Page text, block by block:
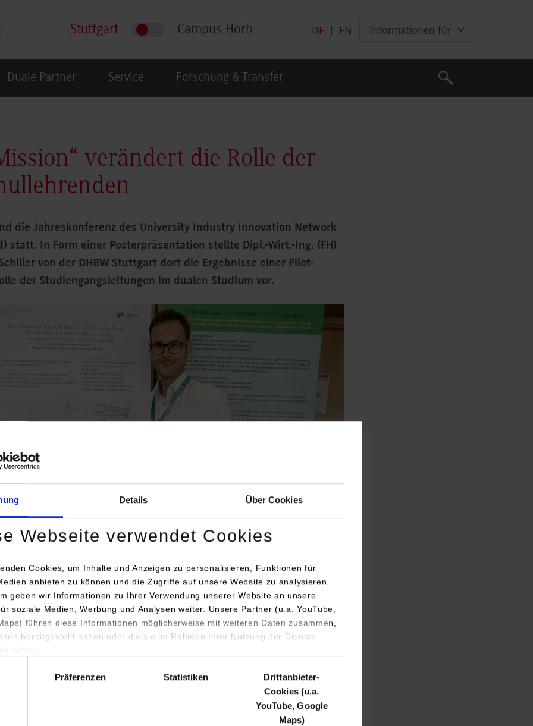
Details Über Cookies
Webseite verwendet Cookies
Cookies, um Inhalte und Anzeigen zu personalisieren, Funktionen für
anbieten zu können und die Zugriffe auf unsere Website zu analysieren.
geben wir Informationen zu Ihrer Verwendung unserer Website an unsere
soziale Medien, Werbung und Analysen weiter. Unsere Partner (u.a. YouTube,
führen diese Informationen möglicherweise mit weiteren Daten zusammen,
bereitgestellt haben oder die sie im Rahmen Ihrer Nutzung der Dienste
Präferenzen Statistiken
Drittanbieter-
Cookies (u.a.
YouTube, Google
Maps)
Stuttgart Campus Horb DE EN Informationen für
Duale Partner Service Forschung & Transfer
Suche
Suche
verändert die Rolle der
die Jahreskonferenz des University Industry Innovation Network
statt. In Form einer Posterpräsentation stellte Dipl.-Wirt.-Ing. (FH)
von der DHBW Stuttgart dort die Ergebnisse einer Pilot-
der Studiengangsleitungen im dualen Studium vor.
arbeitete heraus, dass im Kontext des dualen Studiums die klassische Rolle einer
Professors in einem durch Markt und Wettbewerb geprägten Umfeld leidet und
in Richtung professioneller Managerinnen und Manager für das
Diese neuen Rollenverständnisse können gezielt von Seiten eines
adressiert und unterstützt werden, um beispielsweise das
bringt mehr als 500 Teilnehmende aus Hochschulmanagement, Forschung und